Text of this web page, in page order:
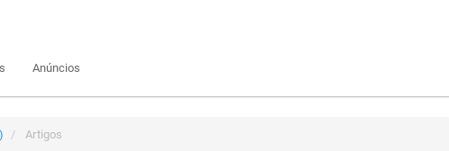
Anúncios
Artigos